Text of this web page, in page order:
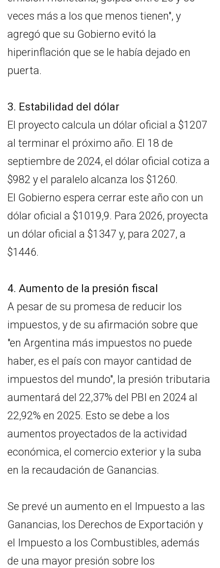
veces más a los que menos tienen", y
agregó que su Gobierno evitó la
hiperinflación que se le había dejado en
puerta.
3. Estabilidad del dólar
El proyecto calcula un dólar oficial a $1207
al terminar el próximo año. El 18 de
septiembre de 2024, el dólar oficial cotiza a
$982 y el paralelo alcanza los $1260.
El Gobierno espera cerrar este año con un
dólar oficial a $1019,9. Para 2026, proyecta
un dólar oficial a $1347 y, para 2027, a
$1446.
4. Aumento de la presión fiscal
A pesar de su promesa de reducir los
impuestos, y de su afirmación sobre que
"en Argentina más impuestos no puede
haber, es el país con mayor cantidad de
impuestos del mundo", la presión tributaria
aumentará del 22,37% del PBI en 2024 al
22,92% en 2025. Esto se debe a los
aumentos proyectados de la actividad
económica, el comercio exterior y la suba
en la recaudación de Ganancias.
Se prevé un aumento en el Impuesto a las
Ganancias, los Derechos de Exportación y
el Impuesto a los Combustibles, además
de una mayor presión sobre los